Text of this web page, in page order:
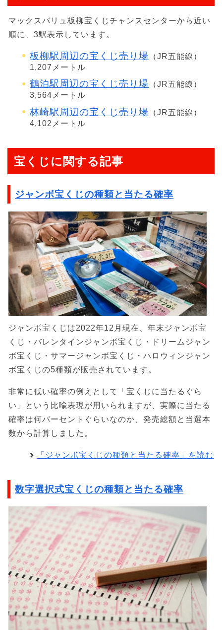
マックスバリュ板柳宝くじチャンスセンターから近い
順に、3駅表示しています。
板柳駅周辺の宝くじ売り場 （JR五能線）
1,207メートル
鶴泊駅周辺の宝くじ売り場 （JR五能線）
3,564メートル
林崎駅周辺の宝くじ売り場 （JR五能線）
4,102メートル
宝くじに関する記事
ジャンボ宝くじの種類と当たる確率
ジャンボ宝くじは2022年12月現在、年末ジャンボ宝
くじ・バレンタインジャンボ宝くじ・ドリームジャン
ボ宝くじ・サマージャンボ宝くじ・ハロウィンジャン
ボ宝くじの5種類が販売されています。
非常に低い確率の例えとして「宝くじに当たるぐら
い」という比喩表現が用いられますが、実際に当たる
確率は何パーセントぐらいなのか、発売総額と当選本
数から計算しました。
「ジャンボ宝くじの種類と当たる確率」を読む
数字選択式宝くじの種類と当たる確率